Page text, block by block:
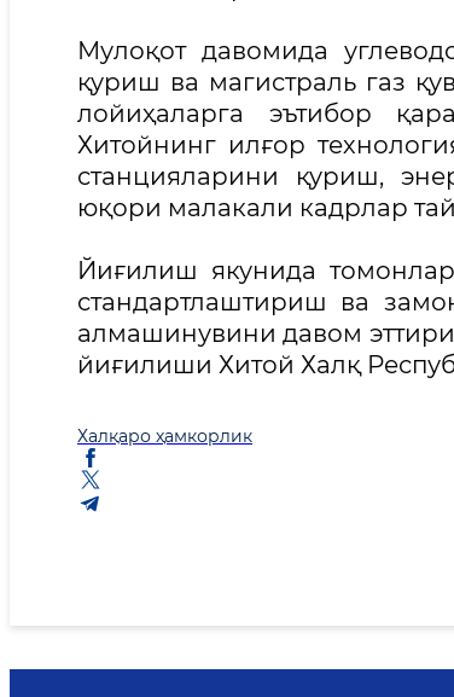
Мулоқот давомида
қуриш ва магистраль газ
лойиҳаларга эътибор
Хитойнинг илғор
станцияларини қуриш,
юқори малакали кадрлар
Йиғилиш якунида
стандартлаштириш ва
алмашинувини давом
йиғилиши Хитой Халқ
Халқаро ҳамкорлик